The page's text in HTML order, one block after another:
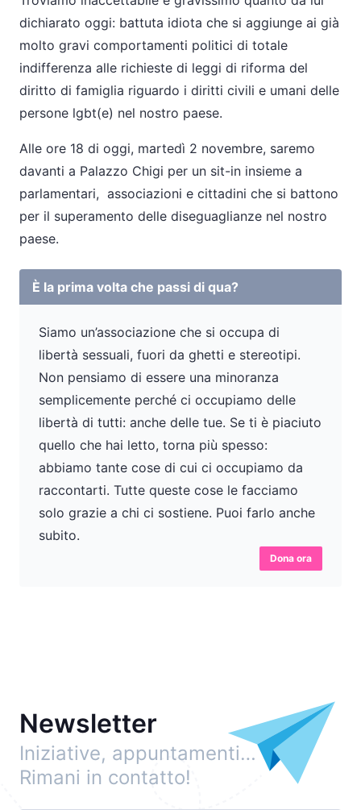
dichiarato oggi: battuta idiota che si aggiunge ai già
molto gravi comportamenti politici di totale
indifferenza alle richieste di leggi di riforma del
diritto di famiglia riguardo i diritti civili e umani delle
persone lgbt(e) nel nostro paese.
Alle ore 18 di oggi, martedì 2 novembre, saremo
davanti a Palazzo Chigi per un sit-in insieme a
parlamentari, associazioni e cittadini che si battono
per il superamento delle diseguaglianze nel nostro
paese.
È la prima volta che passi di qua?
Siamo un’associazione che si occupa di
libertà sessuali, fuori da ghetti e stereotipi.
Non pensiamo di essere una minoranza
semplicemente perché ci occupiamo delle
libertà di tutti: anche delle tue. Se ti è piaciuto
quello che hai letto, torna più spesso:
abbiamo tante cose di cui ci occupiamo da
raccontarti. Tutte queste cose le facciamo
solo grazie a chi ci sostiene. Puoi farlo anche
subito.
Dona ora
Newsletter
Iniziative, appuntamenti…
Rimani in contatto!